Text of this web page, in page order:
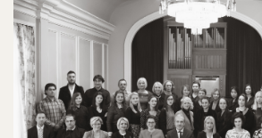
MAS
Grupni
portreti
2018.jpg